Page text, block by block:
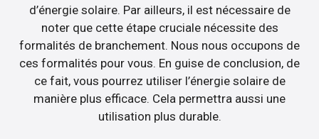
d’énergie solaire. Par ailleurs, il est nécessaire de
noter que cette étape cruciale nécessite des
formalités de branchement. Nous nous occupons de
ces formalités pour vous. En guise de conclusion, de
ce fait, vous pourrez utiliser l’énergie solaire de
manière plus efficace. Cela permettra aussi une
utilisation plus durable.